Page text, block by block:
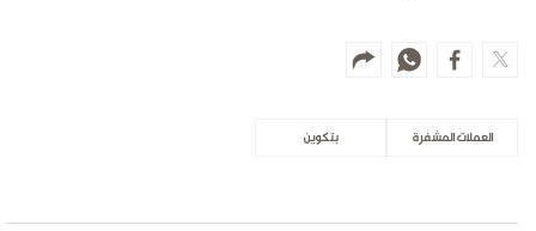
العملات المشفرة بتكوين